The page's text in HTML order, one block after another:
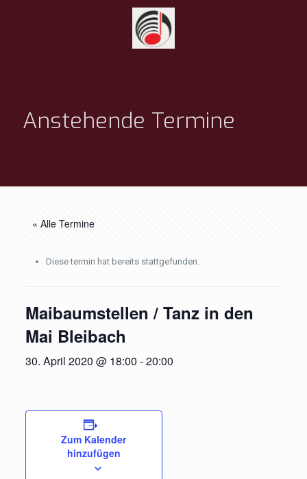
Anstehende Termine
« Alle Termine
Diese termin hat bereits stattgefunden.
Maibaumstellen / Tanz in den
Mai Bleibach
30. April 2020 @ 18:00 -20:00
Zum Kalender
hinzufügen